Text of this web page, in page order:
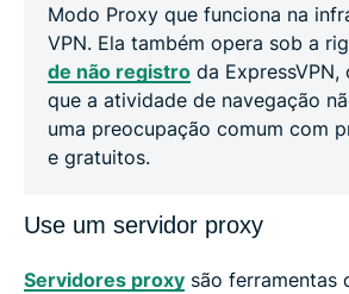
Modo Proxy que funciona na
VPN. Ela também opera sob a
de não registro da
que a atividade de navegação
uma preocupação comum com
e gratuitos.
Use um servidor proxy
Servidores proxy são ferramentas